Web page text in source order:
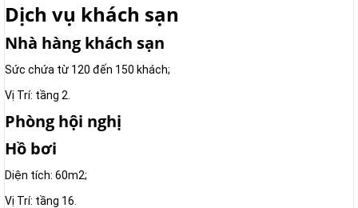
Dịch vụ khách sạn
Nhà hàng khách sạn
Sức chứa từ 120 đến 150 khách;
Vị Trí: tầng 2.
Phòng hội nghị
Hồ bơi
Diện tích: 60m2;
Vị Trí: tầng 16.